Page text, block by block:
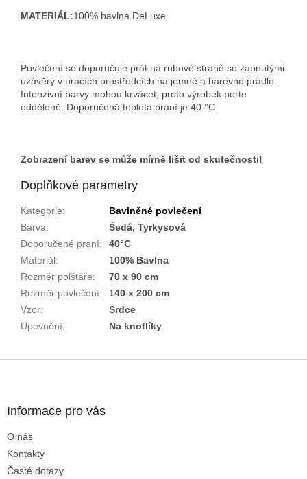
MATERIÁL:100% bavlna DeLuxe
Povlečení se doporučuje prát na rubové straně se zapnutými
uzávěry v pracích prostředcích na jemné a barevné prádlo.
Intenzivní barvy mohou krvácet, proto výrobek perte
odděleně. Doporučená teplota praní je 40 °C.
Zobrazení barev se může mírně lišit od skutečnosti!
Doplňkové parametry
Kategorie:
Bavlněné povlečení
Barva:
Šedá, Tyrkysová
Doporučené praní:
40°C
Materiál:
100% Bavlna
Rozměr polštáře:
70 x 90 cm
Rozměr povlečení:
140 x 200 cm
Vzor:
Srdce
Upevnění: Na knoflíky
Informace pro vás
O nás
Kontakty
Časté dotazy